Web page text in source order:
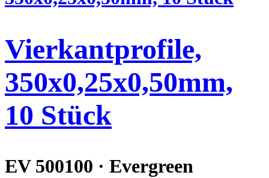
Vierkantprofile,
350x0,25x0,50mm,
10 Stück
EV 500100 · Evergreen